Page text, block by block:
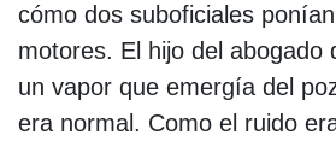
cómo dos suboficiales
motores. El hijo del abogado
un vapor que emergía del
era normal. Como el ruido